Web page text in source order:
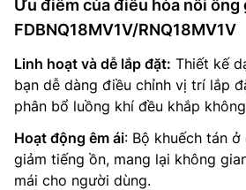
Ưu điểm của điều hòa nối ống
FDBNQ18MV1V/RNQ18MV1V
Linh hoạt và dễ lắp đặt: Thiết kế
bạn dễ dàng điều chỉnh vị trí lắp
phân bổ luồng khí đều khắp
Hoạt động êm ái: Bộ khuếch tán
giảm tiếng ồn, mang lại không
mái cho người dùng.